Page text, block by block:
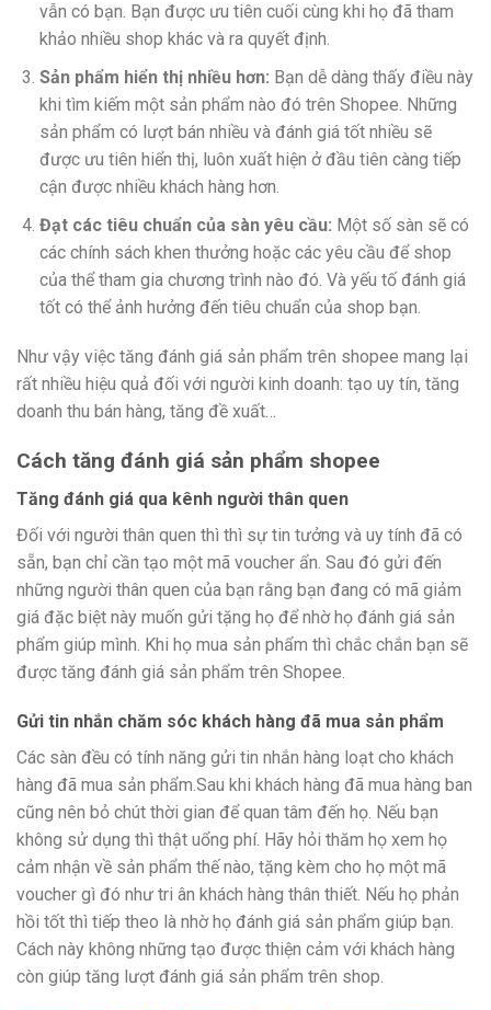
vẫn có bạn. Bạn được ưu tiên cuối cùng khi họ đã tham
khảo nhiều shop khác và ra quyết định.
Sản phẩm hiển thị nhiều hơn: Bạn dễ dàng thấy điều này
khi tìm kiếm một sản phẩm nào đó trên Shopee. Những
sản phẩm có lượt bán nhiều và đánh giá tốt nhiều sẽ
được ưu tiên hiển thị, luôn xuất hiện ở đầu tiên càng tiếp
cận được nhiều khách hàng hơn.
Đạt các tiêu chuẩn của sàn yêu cầu: Một số sàn sẽ có
các chính sách khen thưởng hoặc các yêu cầu để shop
của thể tham gia chương trình nào đó. Và yếu tố đánh giá
tốt có thể ảnh hưởng đến tiêu chuẩn của shop bạn.
Như vậy việc tăng đánh giá sản phẩm trên shopee mang lại
rất nhiều hiệu quả đối với người kinh doanh: tạo uy tín, tăng
doanh thu bán hàng, tăng đề xuất…
Cách tăng đánh giá sản phẩm shopee
Tăng đánh giá qua kênh người thân quen
Đối với người thân quen thì thì sự tin tưởng và uy tính đã có
sẵn, bạn chỉ cần tạo một mã voucher ẩn. Sau đó gửi đến
những người thân quen của bạn rằng bạn đang có mã giảm
giá đặc biệt này muốn gửi tặng họ để nhờ họ đánh giá sản
phẩm giúp mình. Khi họ mua sản phẩm thì chắc chắn bạn sẽ
được tăng đánh giá sản phẩm trên Shopee.
Gửi tin nhắn chăm sóc khách hàng đã mua sản phẩm
Các sàn đều có tính năng gửi tin nhắn hàng loạt cho khách
hàng đã mua sản phẩm.Sau khi khách hàng đã mua hàng ban
cũng nên bỏ chút thời gian để quan tâm đến họ. Nếu bạn
không sử dụng thì thật uổng phí. Hãy hỏi thăm họ xem họ
cảm nhận về sản phẩm thế nào, tặng kèm cho họ một mã
voucher gì đó như tri ân khách hàng thân thiết. Nếu họ phản
hồi tốt thì tiếp theo là nhờ họ đánh giá sản phẩm giúp bạn.
Cách này không những tạo được thiện cảm với khách hàng
còn giúp tăng lượt đánh giá sản phẩm trên shop.